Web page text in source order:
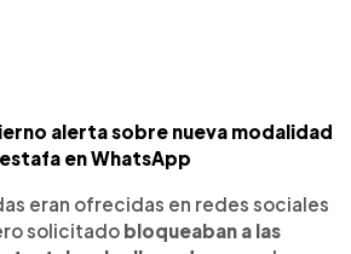
alerta sobre nueva modalidad
en WhatsApp
eran ofrecidas en redes sociales
solicitado bloqueaban a las